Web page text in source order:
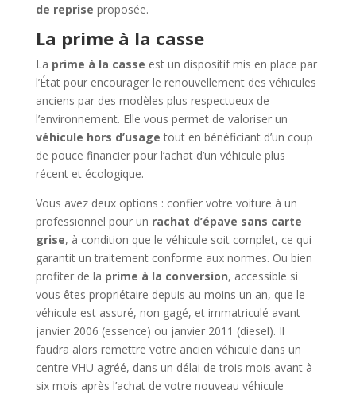
de reprise proposée.
La prime à la casse
La prime à la casse est un dispositif mis en place par
l’État pour encourager le renouvellement des véhicules
anciens par des modèles plus respectueux de
l’environnement. Elle vous permet de valoriser un
véhicule hors d’usage tout en bénéficiant d’un coup
de pouce financier pour l’achat d’un véhicule plus
récent et écologique.
Vous avez deux options : confier votre voiture à un
professionnel pour un rachat d’épave sans carte
grise, à condition que le véhicule soit complet, ce qui
garantit un traitement conforme aux normes. Ou bien
profiter de la prime à la conversion, accessible si
vous êtes propriétaire depuis au moins un an, que le
véhicule est assuré, non gagé, et immatriculé avant
janvier 2006 (essence) ou janvier 2011 (diesel). Il
faudra alors remettre votre ancien véhicule dans un
centre VHU agréé, dans un délai de trois mois avant à
six mois après l’achat de votre nouveau véhicule